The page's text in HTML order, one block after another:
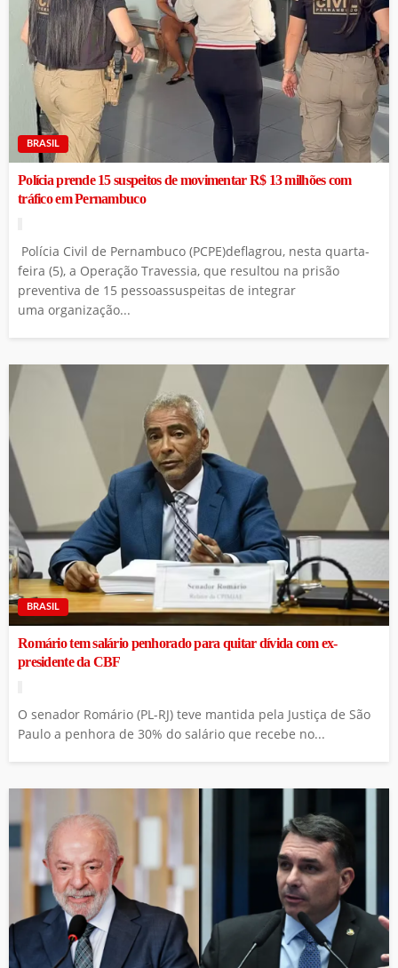
BRASIL
Polícia prende 15 suspeitos de movimentar R$ 13 milhões com
tráfico em Pernambuco
Polícia Civil de Pernambuco (PCPE)deflagrou, nesta quarta-
feira (5), a Operação Travessia, que resultou na prisão
preventiva de 15 pessoassuspeitas de integrar
uma organização...
BRASIL
Romário tem salário penhorado para quitar dívida com ex-
presidente da CBF
O senador Romário (PL-RJ) teve mantida pela Justiça de São
Paulo a penhora de 30% do salário que recebe no...